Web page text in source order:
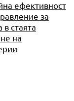
ефективност
за
стаята
на